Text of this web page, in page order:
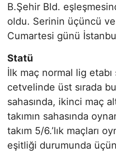
B.Şehir Bld.
oldu. Serinin üçüncü
Cumartesi günü
Statü
İlk maç normal lig
cetvelinde üst sırada
sahasında, ikinci maç
takımın sahasında
takım 5/6.’lık maçları
eşitliği durumunda